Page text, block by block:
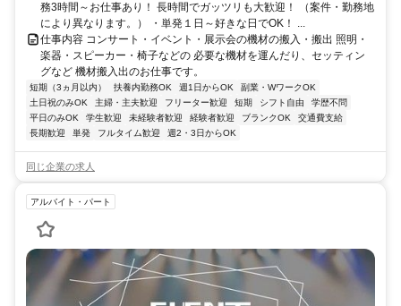
務3時間～お仕事あり！ 長時間でガッツリも大歓迎！ （案件・勤務地
により異なります。） ・単発１日～好きな日でOK！ ...
仕事内容 コンサート・イベント・展示会の機材の搬入・搬出 照明・
楽器・スピーカー・椅子などの 必要な機材を運んだり、セッティン
グなど 機材搬入出のお仕事です。
短期（3ヵ月以内） 扶養内勤務OK 週1日からOK
副業・WワークOK
土日祝のみOK
主婦・主夫歓迎 フリーター歓迎 短期 シフト自由
学歴不問
平日のみOK
学生歓迎 未経験者歓迎 経験者歓迎 ブランクOK
交通費支給
長期歓迎
単発 フルタイム歓迎 週2・3日からOK
同じ企業の求人
アルバイト・パート